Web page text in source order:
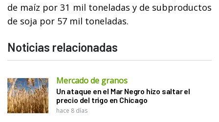
de maíz por 31 mil toneladas y de subproductos
de soja por 57 mil toneladas.
Noticias relacionadas
Mercado de granos
Un ataque en el Mar Negro hizo saltar el
precio del trigo en Chicago
hace 8 días